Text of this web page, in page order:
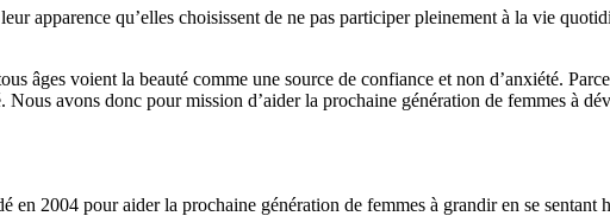
apparence qu’elles choisissent de ne pas participer pleinement à la vie
âges voient la beauté comme une source de confiance et non d’anxiété.
Nous avons donc pour mission d’aider la prochaine génération de femmes à
en 2004 pour aider la prochaine génération de femmes à grandir en se sentant